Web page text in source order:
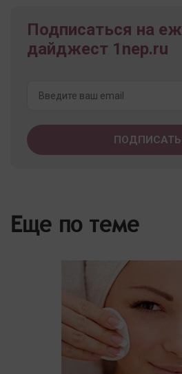
Подписаться на
дайджест 1nep.ru
Еще по теме